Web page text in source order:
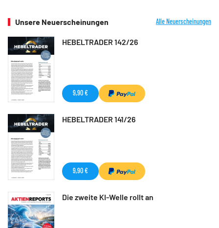
Unsere Neuerscheinungen Alle Neuerscheinungen
HEBELTRADER 142/26
9,90 €
HEBELTRADER 141/26
9,90 €
Die zweite KI-Welle rollt an